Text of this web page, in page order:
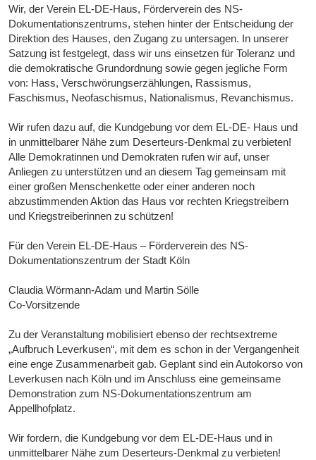
Wir, der Verein EL-DE-Haus, Förderverein des NS-
Dokumentationszentrums, stehen hinter der Entscheidung der
Direktion des Hauses, den Zugang zu untersagen. In unserer
Satzung ist festgelegt, dass wir uns einsetzen für Toleranz und
die demokra­tische Grundordnung sowie gegen jegliche Form
von: Hass, Verschwörungserzählun­gen, Rassismus,
Faschismus, Neofaschismus, Nationalismus, Revanchismus.
Wir rufen dazu auf, die Kundgebung vor dem EL-DE- Haus und
in unmittelbarer Nähe zum Deserteurs-Denkmal zu verbieten!
Alle Demokratinnen und Demokraten rufen wir auf, unser
Anliegen zu unterstützen und an diesem Tag gemeinsam mit
einer großen Menschenkette oder einer anderen noch
abzustimmenden Aktion das Haus vor rechten Kriegstreibern
und Kriegstreiberinnen zu schützen!
Für den Verein EL-DE-Haus – Förderverein des NS-
Dokumentationszentrum der Stadt Köln
Claudia Wörmann-Adam und Martin Sölle
Co-Vorsitzende
Zu der Veranstaltung mobilisiert ebenso der rechtsextreme
„Aufbruch Leverkusen“, mit dem es schon in der Vergangenheit
eine enge Zusammenarbeit gab. Geplant sind ein Autokorso von
Leverkusen nach Köln und im Anschluss eine gemeinsame
Demonstration zum NS-Dokumentationszentrum am
Appellhofplatz.
Wir fordern, die Kundgebung vor dem EL-DE-Haus und in
unmittelbarer Nähe zum Deserteurs-Denkmal zu verbieten!